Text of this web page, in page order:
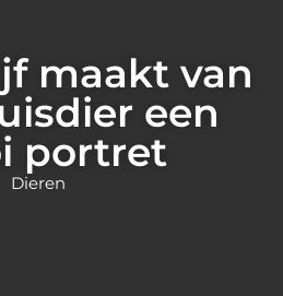
maakt van
een
portret
Dieren